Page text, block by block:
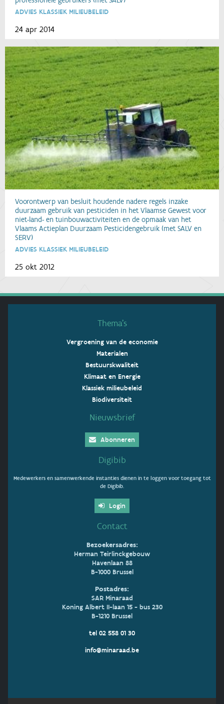
ADVIES KLASSIEK MILIEUBELEID
24 apr 2014
Voorontwerp van besluit houdende nadere regels inzake
duurzaam gebruik van pesticiden in het Vlaamse Gewest voor
niet-land- en tuinbouwactiviteiten en de opmaak van het
Vlaams Actieplan Duurzaam Pesticidengebruik (met SALV en
SERV)
ADVIES KLASSIEK MILIEUBELEID
25 okt 2012
Thema’s
Vergroening van de economie
Materialen
Bestuurskwaliteit
Klimaat en Energie
Klassiek milieubeleid
Biodiversiteit
Nieuwsbrief
Abonneren
Digibib
Medewerkers en samenwerkende instanties dienen in te loggen voor toegang tot
de Digibib.
Login
Contact
Bezoekersadres:
Herman Teirlinckgebouw
Havenlaan 88
B-1000 Brussel
Postadres:
SAR Minaraad
Koning Albert II-laan 15 - bus 230
B-1210 Brussel
tel 02 558 01 30
info@minaraad.be